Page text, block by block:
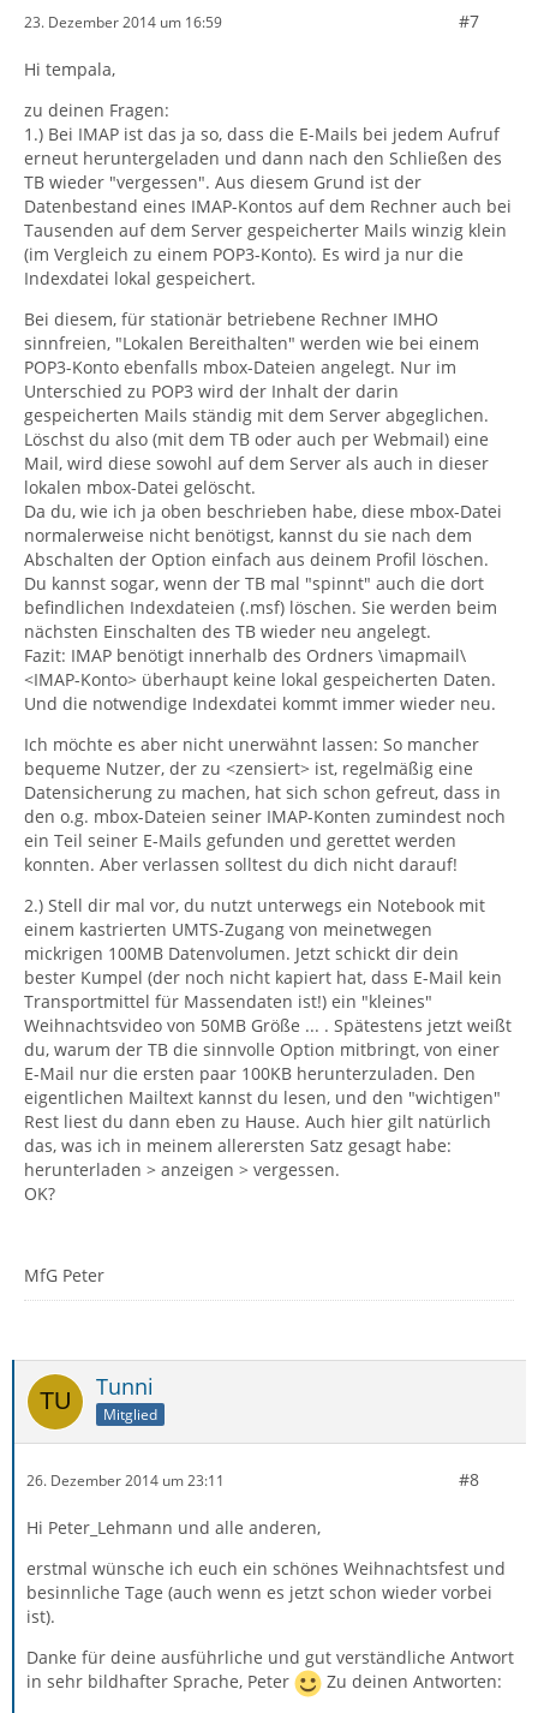
23. Dezember 2014 um 16:59 #7
Hi tempala,
zu deinen Fragen:
1.) Bei IMAP ist das ja so, dass die E-Mails bei jedem Aufruf
erneut heruntergeladen und dann nach den Schließen des
TB wieder "vergessen". Aus diesem Grund ist der
Datenbestand eines IMAP-Kontos auf dem Rechner auch bei
Tausenden auf dem Server gespeicherter Mails winzig klein
(im Vergleich zu einem POP3-Konto). Es wird ja nur die
Indexdatei lokal gespeichert.
Bei diesem, für stationär betriebene Rechner IMHO
sinnfreien, "Lokalen Bereithalten" werden wie bei einem
POP3-Konto ebenfalls mbox-Dateien angelegt. Nur im
Unterschied zu POP3 wird der Inhalt der darin
gespeicherten Mails ständig mit dem Server abgeglichen.
Löschst du also (mit dem TB oder auch per Webmail) eine
Mail, wird diese sowohl auf dem Server als auch in dieser
lokalen mbox-Datei gelöscht.
Da du, wie ich ja oben beschrieben habe, diese mbox-Datei
normalerweise nicht benötigst, kannst du sie nach dem
Abschalten der Option einfach aus deinem Profil löschen.
Du kannst sogar, wenn der TB mal "spinnt" auch die dort
befindlichen Indexdateien (.msf) löschen. Sie werden beim
nächsten Einschalten des TB wieder neu angelegt.
Fazit: IMAP benötigt innerhalb des Ordners \imapmail\
<IMAP-Konto> überhaupt keine lokal gespeicherten Daten.
Und die notwendige Indexdatei kommt immer wieder neu.
Ich möchte es aber nicht unerwähnt lassen: So mancher
bequeme Nutzer, der zu <zensiert> ist, regelmäßig eine
Datensicherung zu machen, hat sich schon gefreut, dass in
den o.g. mbox-Dateien seiner IMAP-Konten zumindest noch
ein Teil seiner E-Mails gefunden und gerettet werden
konnten. Aber verlassen solltest du dich nicht darauf!
2.) Stell dir mal vor, du nutzt unterwegs ein Notebook mit
einem kastrierten UMTS-Zugang von meinetwegen
mickrigen 100MB Datenvolumen. Jetzt schickt dir dein
bester Kumpel (der noch nicht kapiert hat, dass E-Mail kein
Transportmittel für Massendaten ist!) ein "kleines"
Weihnachtsvideo von 50MB Größe ... . Spätestens jetzt weißt
du, warum der TB die sinnvolle Option mitbringt, von einer
E-Mail nur die ersten paar 100KB herunterzuladen. Den
eigentlichen Mailtext kannst du lesen, und den "wichtigen"
Rest liest du dann eben zu Hause. Auch hier gilt natürlich
das, was ich in meinem allerersten Satz gesagt habe:
herunterladen > anzeigen > vergessen.
OK?
MfG Peter
Tunni
Mitglied
26. Dezember 2014 um 23:11 #8
Hi Peter_Lehmann und alle anderen,
erstmal wünsche ich euch ein schönes Weihnachtsfest und
besinnliche Tage (auch wenn es jetzt schon wieder vorbei
ist).
Danke für deine ausführliche und gut verständliche Antwort
in sehr bildhafter Sprache, Peter
Zu deinen Antworten: